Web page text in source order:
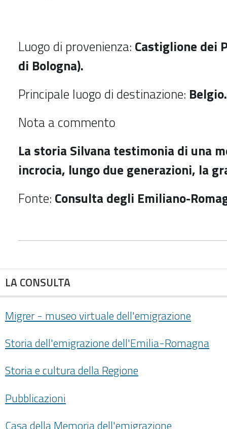
Luogo di provenienza: Castiglione dei
di Bologna).
Principale luogo di destinazione: Belgio.
Nota a commento
La storia Silvana testimonia di una
incrocia, lungo due generazioni, la
Fonte: Consulta degli Emiliano-
LA CONSULTA
Migrer - museo virtuale dell'emigrazione
Storia dell'emigrazione dell'Emilia-Romagna
Storia e cultura della Regione
Pubblicazioni
Casa della Memoria dell'emigrazione